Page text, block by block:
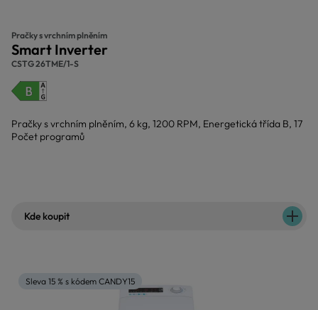
Pračky s vrchním plněním
Smart Inverter
CSTG 26TME/1-S
Pračky s vrchním plněním, 6 kg, 1200 RPM, Energetická třída B, 17
Počet programů
Kde koupit
Sleva 15 % s kódem CANDY15